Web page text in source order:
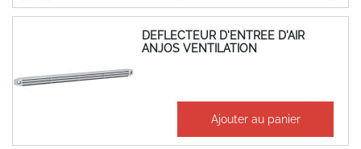
DEFLECTEUR D'ENTREE D'AIR
ANJOS VENTILATION
Ajouter au panier